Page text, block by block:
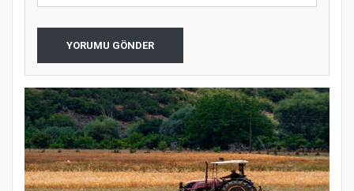
YORUMU GÖNDER